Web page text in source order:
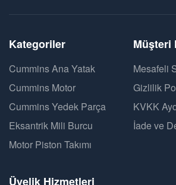
Kategoriler
Cummins Ana Yatak
Cummins Motor
Cummins Yedek Parça
Eksantrik Mili Burcu
Motor Piston Takımı
Müşteri
Mesafeli
Gizlilik
KVKK
İade ve
Üyelik Hizmetleri